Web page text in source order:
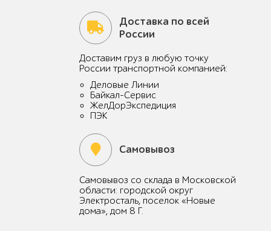
Доставка по всей
России
Доставим груз в любую точку
России транспортной компанией:
Деловые Линии
Байкал-Сервис
ЖелДорЭкспедиция
ПЭК
Самовывоз
Самовывоз со склада в Московской
области: городской округ
Электросталь, поселок «Новые
дома», дом 8 Г.